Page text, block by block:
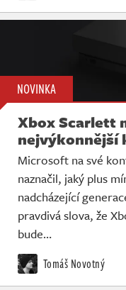
NOVINKA
Xbox Scarlett
nejvýkonnější
Microsoft na své
naznačil, jaký plus
nadcházející
pravdivá slova, že
bude…
Tomáš Novotný